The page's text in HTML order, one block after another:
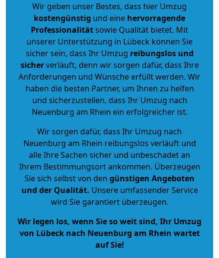
Wir geben unser Bestes, dass hier Umzug
kostengünstig und eine hervorragende
Professionalitätsowie Qualität bietet. Mit
unserer Unterstützung in Lübeck können Sie
sicher sein, dass Ihr Umzug reibungslos und
sicherverläuft, denn wir sorgen dafür, dass Ihre
Anforderungen und Wünsche erfüllt werden. Wir
haben die besten Partner, um Ihnen zu helfen
und sicherzustellen, dass Ihr Umzug nach
Neuenburg am Rhein ein erfolgreicher ist.
Wir sorgen dafür, dass Ihr Umzug nach
Neuenburg am Rhein reibungslos verläuft und
alle Ihre Sachen sicher und unbeschadet an
Ihrem Bestimmungsort ankommen. Überzeugen
Sie sich selbst von den günstigen Angeboten
und der Qualität. Unsere umfassender Service
wird Sie garantiert überzeugen.
Wir legen los, wenn Sie so weit sind, Ihr Umzug
von Lübeck nach Neuenburg am Rhein wartet
auf Sie!